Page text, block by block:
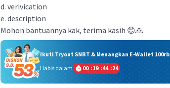
d. verivication
e. description
Mohon bantuannya kak, terima kasih 😊🙏
Ikuti Tryout SNBT & Menangkan E-Wallet 100rb
Habis dalam
00 :19 :44 :24